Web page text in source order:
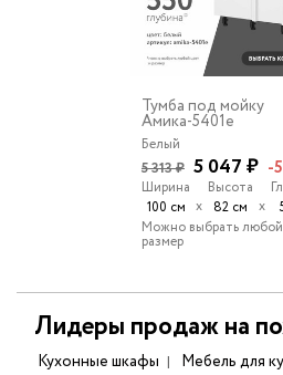
Тумба под мойку
Амика-5401e
Белый
5 313 ₽ 5 047 ₽ -
Ширина
100 см х
Высота
82 см
х
Можно выбрать
размер
Лидеры продаж на
Кухонные шкафы Мебель для